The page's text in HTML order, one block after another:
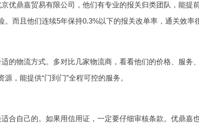
优鼎嘉贸易有限公司，他们有专业的报关归类团队，能提
而且他们连续5年保持0.3%以下的报关改单率，通关效率
的物流方式。多对比几家物流商，看看他们的价格、服务
，能提供“门到门”全程可控的服务。
合自己的。如果用信用证，一定要仔细审核条款。优鼎嘉